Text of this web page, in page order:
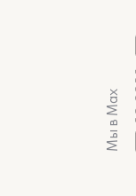
Мы в Max